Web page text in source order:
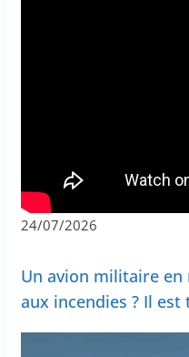
24/07/2026
Un avion militaire
aux incendies ? Il est